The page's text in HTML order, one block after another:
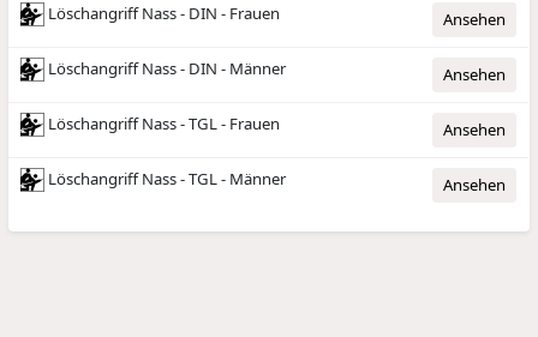
Löschangriff Nass - DIN - Frauen
Ansehen
Löschangriff Nass - DIN - Männer Ansehen
Löschangriff Nass - TGL - Frauen Ansehen
Löschangriff Nass - TGL - Männer Ansehen